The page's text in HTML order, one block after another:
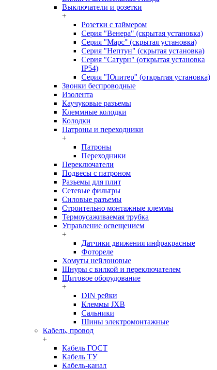
Выключатели и розетки
+
Розетки с таймером
Серия "Венера" (скрытая установка)
Серия "Марс" (скрытая установка)
Серия "Нептун" (скрытая установка)
Серия "Сатурн" (открытая установка
IP54)
Серия "Юпитер" (открытая установка)
Звонки беспроводные
Изолента
Каучуковые разъемы
Клеммные колодки
Колодки
Патроны и переходники
+
Патроны
Переходники
Переключатели
Подвесы с патроном
Разъемы для плит
Сетевые фильтры
Силовые разъемы
Строительно монтажные клеммы
Термоусаживаемая трубка
Управление освещением
+
Датчики движения инфракрасные
Фотореле
Хомуты нейлоновые
Шнуры с вилкой и переключателем
Щитовое оборудование
+
DIN рейки
Клеммы JXB
Сальники
Шины электромонтажные
Кабель, провод
+
Кабель ГОСТ
Кабель ТУ
Кабель-канал